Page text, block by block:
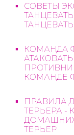
СОВЕТЫ
ТАНЦЕВАТЬ
КОМАНДА
КОМАНДЕ
ПРАВИЛА
ТЕРЬЕРА -
ТЕРЬЕР